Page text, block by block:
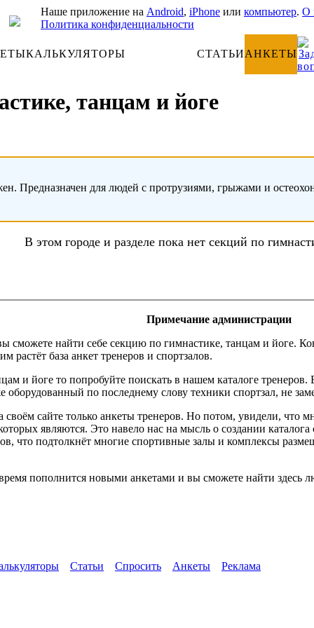
Наше приложение на Android, iPhone или компьютер. О
Политика конфиденциальности
КАЛЬКУЛЯТОРЫ СТАТЬИАНКЕТЫ
танцам и йоге
Предназначен для людей с протрузиями, грыжами и
В этом городе и разделе пока нет секций по
Примечание администрации
найти себе секцию по гимнастике, танцам и йоге.
растёт база анкет тренеров и спортзалов.
и йоге то попробуйте поискать в нашем каталоге
по последнему слову техники спортзал, не
сайте только анкеты тренеров. Но потом, увидели, что
являются. Это навело нас на мысль о создании
что подтолкнёт многие спортивные залы и комплексы
пополнится новыми анкетами и вы сможете найти здесь
Статьи Спросить Анкеты Реклама